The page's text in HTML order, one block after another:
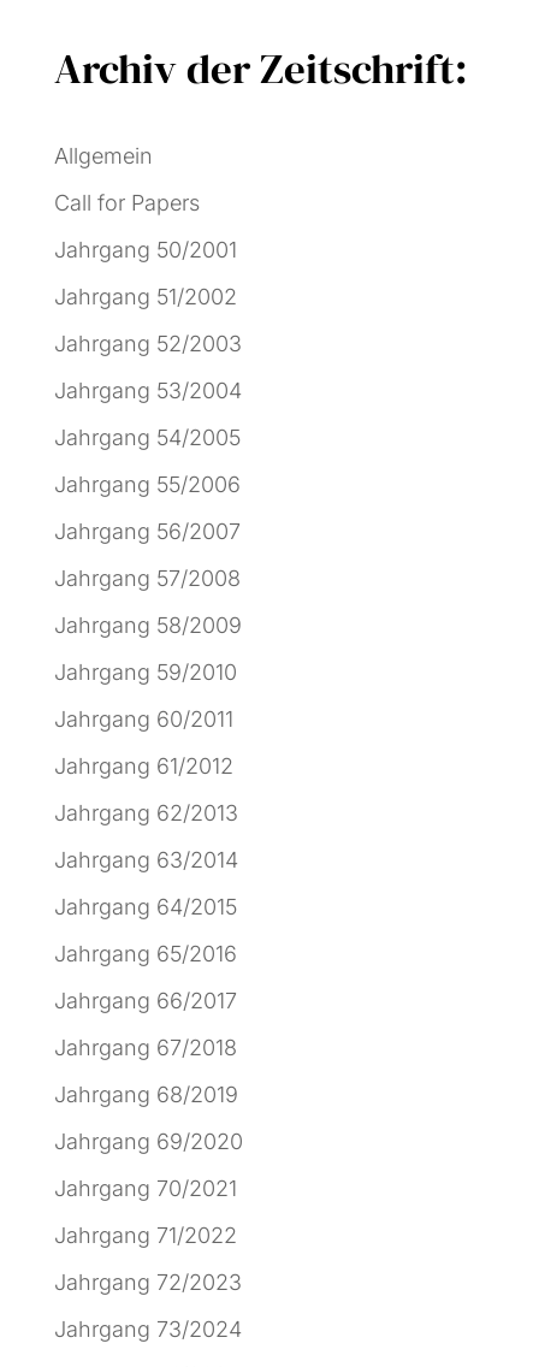
Archiv der Zeitschrift:
Allgemein
Call for Papers
Jahrgang 50/2001
Jahrgang 51/2002
Jahrgang 52/2003
Jahrgang 53/2004
Jahrgang 54/2005
Jahrgang 55/2006
Jahrgang 56/2007
Jahrgang 57/2008
Jahrgang 58/2009
Jahrgang 59/2010
Jahrgang 60/2011
Jahrgang 61/2012
Jahrgang 62/2013
Jahrgang 63/2014
Jahrgang 64/2015
Jahrgang 65/2016
Jahrgang 66/2017
Jahrgang 67/2018
Jahrgang 68/2019
Jahrgang 69/2020
Jahrgang 70/2021
Jahrgang 71/2022
Jahrgang 72/2023
Jahrgang 73/2024